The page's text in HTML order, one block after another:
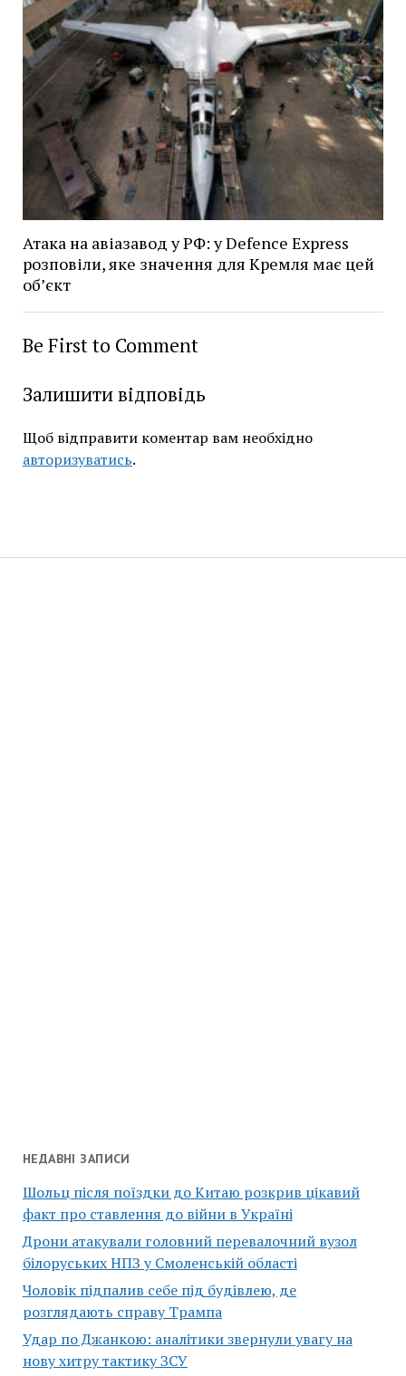
НЕДАВНІ ЗАПИСИ
Шольц після поїздки до Китаю розкрив цікавий
факт про ставлення до війни в Україні
Дрони атакували головний перевалочний вузол
білоруських НПЗ у Смоленській області
Чоловік підпалив себе під будівлею, де
розглядають справу Трампа
Удар по Джанкою: аналітики звернули увагу на
нову хитру тактику ЗСУ
Атака на авіазавод у РФ: у Defence Express
розповіли, яке значення для Кремля має цей
об’єкт
Be First to Comment
Залишити відповідь
Щоб відправити коментар вам необхідно
авторизуватись.